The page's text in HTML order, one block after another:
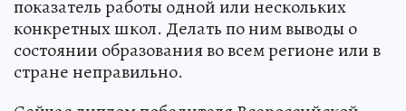
показатель работы одной или нескольких
конкретных школ. Делать по ним выводы о
состоянии образования во всем регионе или в
стране неправильно.